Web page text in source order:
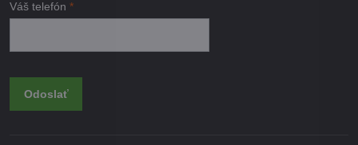
Váš telefón *
Odoslať